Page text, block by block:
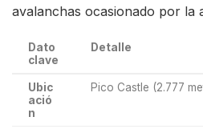
avalanchas ocasionado por la
Dato
clave
Detalle
Ubic
ació
n
Pico Castle (2.777